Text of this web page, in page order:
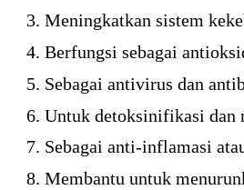
Meningkatkan sistem
Berfungsi sebagai
Sebagai antivirus dan
Untuk detoksinifikasi dan
Sebagai anti-inflamasi
Membantu untuk